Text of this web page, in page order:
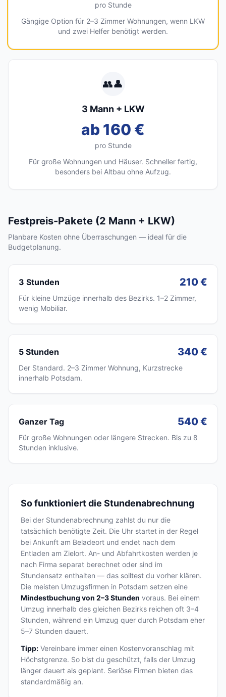
pro Stunde
Gängige Option für 2–3 Zimmer Wohnungen, wenn LKW
und zwei Helfer benötigt werden.
👥👤
3 Mann + LKW
ab 160 €
pro Stunde
Für große Wohnungen und Häuser. Schneller fertig,
besonders bei Altbau ohne Aufzug.
Festpreis-Pakete (2 Mann + LKW)
Planbare Kosten ohne Überraschungen — ideal für die
Budgetplanung.
3 Stunden 210 €
Für kleine Umzüge innerhalb des Bezirks. 1–2 Zimmer,
wenig Mobiliar.
5 Stunden 340 €
Der Standard. 2–3 Zimmer Wohnung, Kurzstrecke
innerhalb Potsdam.
Ganzer Tag 540 €
Für große Wohnungen oder längere Strecken. Bis zu 8
Stunden inklusive.
So funktioniert die Stundenabrechnung
Bei der Stundenabrechnung zahlst du nur die
tatsächlich benötigte Zeit. Die Uhr startet in der Regel
bei Ankunft am Beladeort und endet nach dem
Entladen am Zielort. An- und Abfahrtkosten werden je
nach Firma separat berechnet oder sind im
Stundensatz enthalten — das solltest du vorher klären.
Die meisten Umzugsfirmen in Potsdam setzen eine
Mindestbuchung von 2–3 Stunden voraus. Bei einem
Umzug innerhalb des gleichen Bezirks reichen oft 3–4
Stunden, während ein Umzug quer durch Potsdam eher
5–7 Stunden dauert.
Tipp: Vereinbare immer einen Kostenvoranschlag mit
Höchstgrenze. So bist du geschützt, falls der Umzug
länger dauert als geplant. Seriöse Firmen bieten das
standardmäßig an.